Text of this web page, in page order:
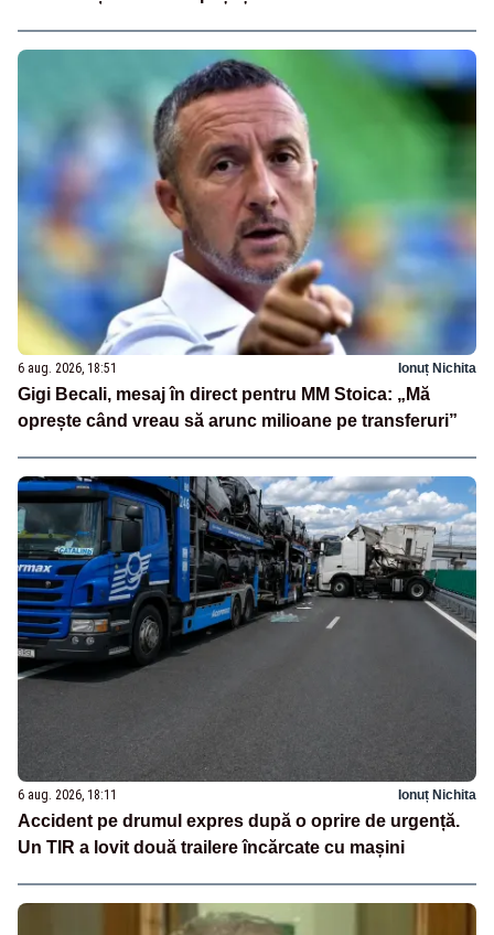
6 aug. 2026, 18:51 Ionuț Nichita
Gigi Becali, mesaj în direct pentru MM Stoica: „Mă
oprește când vreau să arunc milioane pe transferuri”
6 aug. 2026, 18:11 Ionuț Nichita
Accident pe drumul expres după o oprire de urgență.
Un TIR a lovit două trailere încărcate cu mașini